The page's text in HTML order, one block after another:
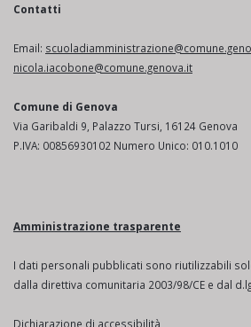
Contatti
Email:
nicola.iacobone@comune.genova.it
Comune di Genova
Via Garibaldi 9, Palazzo Tursi, 16124 Genova
P.IVA: 00856930102 Numero Unico: 010.1010
Amministrazione trasparente
I dati personali pubblicati sono riutilizzabili
dalla direttiva comunitaria 2003/98/CE e dal
Dichiarazione di accessibilità